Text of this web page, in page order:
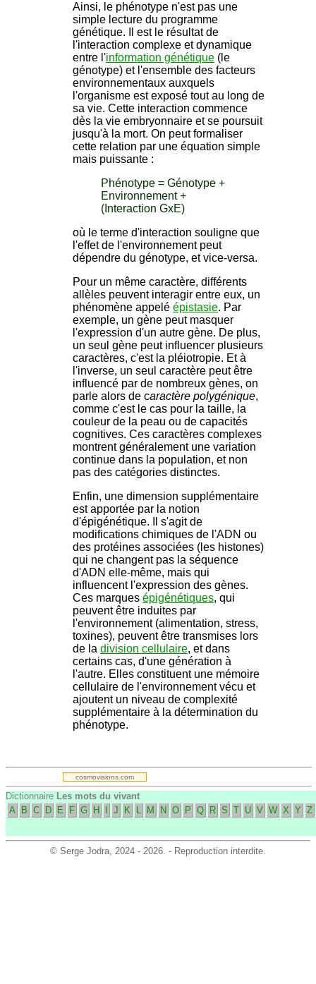
Ainsi, le phénotype n'est pas une
simple lecture du programme
génétique. Il est le résultat de
l'interaction complexe et dynamique
entre l'information génétique (le
génotype) et l'ensemble des facteurs
environnementaux auxquels
l'organisme est exposé tout au long de
sa vie. Cette interaction commence
dès la vie embryonnaire et se poursuit
jusqu'à la mort. On peut formaliser
cette relation par une équation simple
mais puissante :
Phénotype = Génotype +
Environnement +
(Interaction GxE)
où le terme d'interaction souligne que
l'effet de l'environnement peut
dépendre du génotype, et vice-versa.
Pour un même caractère, différents
allèles peuvent interagir entre eux, un
phénomène appelé épistasie. Par
exemple, un gène peut masquer
l'expression d'un autre gène. De plus,
un seul gène peut influencer plusieurs
caractères, c'est la pléiotropie. Et à
l'inverse, un seul caractère peut être
influencé par de nombreux gènes, on
parle alors de caractère polygénique,
comme c'est le cas pour la taille, la
couleur de la peau ou de capacités
cognitives. Ces caractères complexes
montrent généralement une variation
continue dans la population, et non
pas des catégories distinctes.
Enfin, une dimension supplémentaire
est apportée par la notion
d'épigénétique. Il s'agit de
modifications chimiques de l'ADN ou
des protéines associées (les histones)
qui ne changent pas la séquence
d'ADN elle-même, mais qui
influencent l'expression des gènes.
Ces marques épigénétiques, qui
peuvent être induites par
l'environnement (alimentation, stress,
toxines), peuvent être transmises lors
de la division cellulaire, et dans
certains cas, d'une génération à
l'autre. Elles constituent une mémoire
cellulaire de l'environnement vécu et
ajoutent un niveau de complexité
supplémentaire à la détermination du
phénotype.
.
cosmovisions.com
Dictionnaire Les mots du vivant
A
B C D E F G H J K L M N O P Q R S T U V W X Y Z
© Serge Jodra, 2024 - 2026. - Reproduction interdite.